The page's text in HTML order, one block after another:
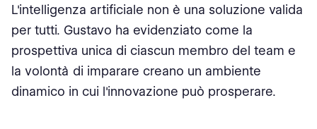
L'intelligenza artificiale non è una soluzione valida
per tutti. Gustavo ha evidenziato come la
prospettiva unica di ciascun membro del team e
la volontà di imparare creano un ambiente
dinamico in cui l'innovazione può prosperare.